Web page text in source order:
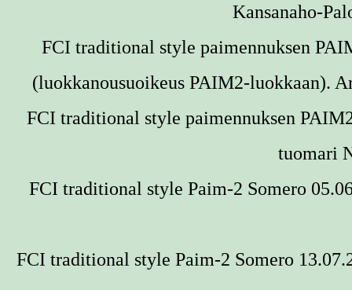
Kansanaho-
FCI traditional style paimennuksen
(luokkanousuoikeus PAIM2-luokkaan).
FCI traditional style paimennuksen
tuomari
FCI traditional style Paim-2 Somero
FCI traditional style Paim-2 Somero